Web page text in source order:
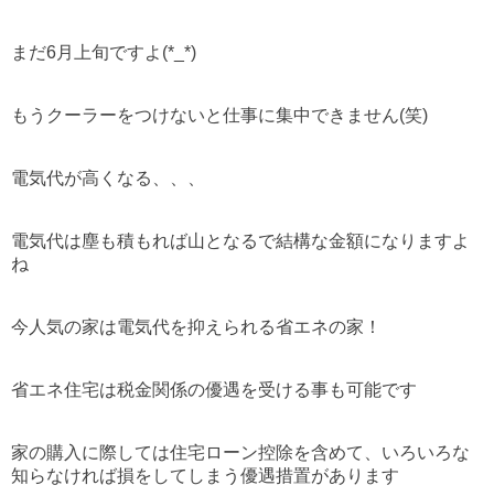
まだ6月上旬ですよ(*_*)
もうクーラーをつけないと仕事に集中できません(笑)
電気代が高くなる、、、
電気代は塵も積もれば山となるで結構な金額になりますよ
ね
今人気の家は電気代を抑えられる省エネの家！
省エネ住宅は税金関係の優遇を受ける事も可能です
家の購入に際しては住宅ローン控除を含めて、いろいろな
知らなければ損をしてしまう優遇措置があります